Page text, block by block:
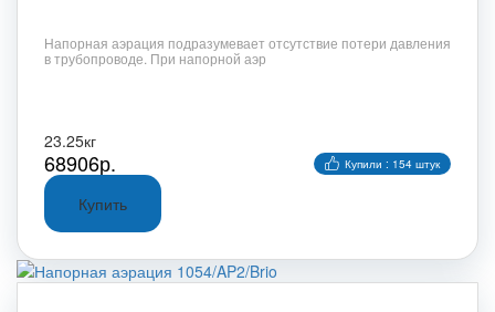
Напорная аэрация подразумевает отсутствие потери давления
в трубопроводе. При напорной аэр
23.25кг
68906р. Купили : 154 штук